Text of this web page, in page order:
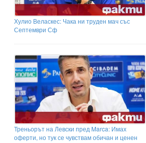
Хулио Веласкес: Чака ни труден мач със
Септември Сф
Треньорът на Левски пред Marca: Имах
оферти, но тук се чувствам обичан и ценен